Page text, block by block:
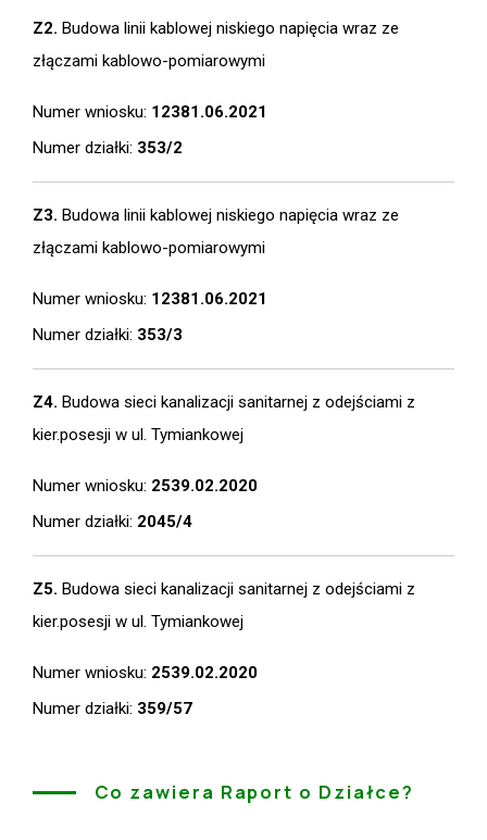
Z2. Budowa linii kablowej niskiego napięcia wraz ze
złączami kablowo-pomiarowymi
Numer wniosku: 12381.06.2021
Numer działki: 353/2
Z3. Budowa linii kablowej niskiego napięcia wraz ze
złączami kablowo-pomiarowymi
Numer wniosku: 12381.06.2021
Numer działki: 353/3
Z4. Budowa sieci kanalizacji sanitarnej z odejściami z
kier.posesji w ul. Tymiankowej
Numer wniosku: 2539.02.2020
Numer działki: 2045/4
Z5. Budowa sieci kanalizacji sanitarnej z odejściami z
kier.posesji w ul. Tymiankowej
Numer wniosku: 2539.02.2020
Numer działki: 359/57
Co zawiera Raport o Działce?